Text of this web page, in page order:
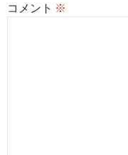
コメント ※